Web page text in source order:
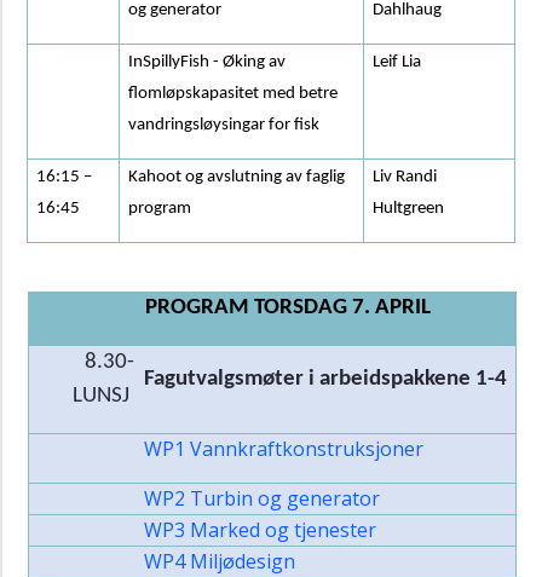
og generator
Dahlhaug
InSpillyFish - Øking av
flomløpskapasitet med betre
vandringsløysingar for fisk
Leif Lia
16:15 –
16:45
Kahoot og avslutning av faglig
program
Liv Randi
Hultgreen
PROGRAM TORSDAG 7. APRIL
8.30-
LUNSJ
Fagutvalgsmøter i arbeidspakkene 1-4
WP1 Vannkraftkonstruksjoner
WP2 Turbin og generator
WP3 Marked og tjenester
WP4 Miljødesign